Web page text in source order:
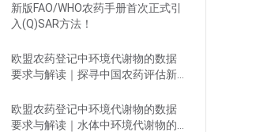
新版FAO/WHO农药手册首次正式引
入(Q)SAR方法！
欧盟农药登记中环境代谢物的数据
要求与解读｜探寻中国农药评估新
欧盟农药登记中环境代谢物的数据
要求与解读｜水体中环境代谢物的